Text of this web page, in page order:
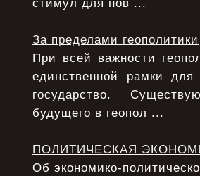
стимул для нов ...
За пределами геополитики
При всей важности
единственной рамки
государство.
будущего в геопол ...
ПОЛИТИЧЕСКАЯ
Об экономико-